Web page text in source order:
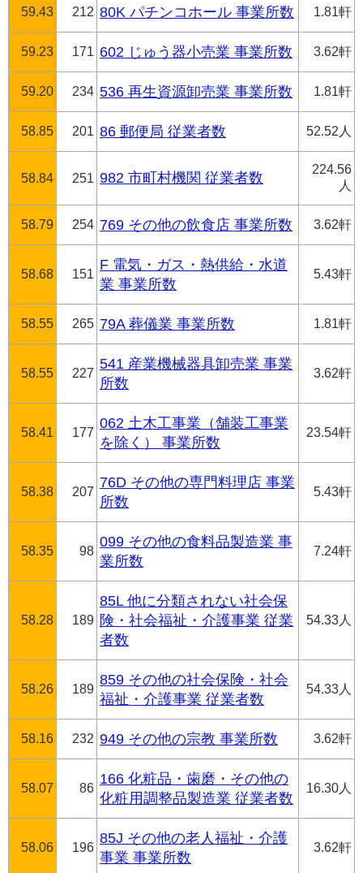
59.43 212 80K パチンコホール 事業所数 1.81軒
59.23 171 602 じゅう器小売業 事業所数 3.62軒
59.20 234 536 再生資源卸売業 事業所数 1.81軒
58.85 201 86 郵便局 従業者数 52.52人
58.84 251 982 市町村機関 従業者数
224.56
人
58.79 254 769 その他の飲食店 事業所数 3.62軒
58.68 151
F 電気・ガス・熱供給・水道
業 事業所数
5.43軒
58.55 265 79A 葬儀業 事業所数 1.81軒
58.55 227
541 産業機械器具卸売業 事業
所数
3.62軒
58.41 177
062 土木工事業（舗装工事業
を除く） 事業所数
23.54軒
58.38 207
76D その他の専門料理店 事業
所数
5.43軒
58.35 98
099 その他の食料品製造業 事
業所数
7.24軒
58.28 189
85L 他に分類されない社会保
険・社会福祉・介護事業 従業
者数
54.33人
58.26 189
859 その他の社会保険・社会
福祉・介護事業 従業者数
54.33人
58.16 232 949 その他の宗教 事業所数 3.62軒
58.07 86
166 化粧品・歯磨・その他の
化粧用調整品製造業 従業者数
16.30人
58.06 196
85J その他の老人福祉・介護
事業 事業所数
3.62軒